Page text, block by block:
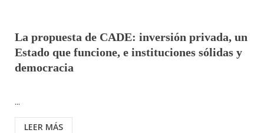
La propuesta de CADE: inversión privada, un
Estado que funcione, e instituciones sólidas y
democracia
...
LEER MÁS